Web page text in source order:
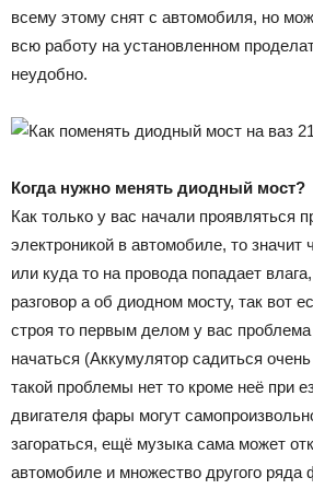
всему этому снят с автомобиля, но
всю работу на установленном
неудобно.
Когда нужно менять диодный мост?
Как только у вас начали проявляться
электроникой в автомобиле, то значит
или куда то на провода попадает
разговор а об диодном мосту, так вот
строя то первым делом у вас
начаться (Аккумулятор садиться
такой проблемы нет то кроме неё при
двигателя фары могут
загораться, ещё музыка сама может
автомобиле и множество другого ряда